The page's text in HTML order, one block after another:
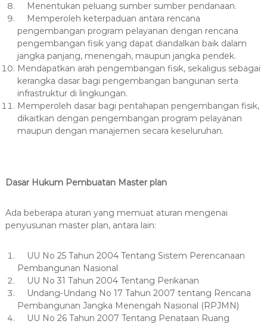
Menentukan peluang sumber sumber pendanaan.
Memperoleh keterpaduan antara rencana
pengembangan program pelayanan dengan rencana
pengembangan fisik yang dapat diandalkan baik dalam
jangka panjang, menengah, maupun jangka pendek.
Mendapatkan arah pengembangan fisik, sekaligus sebagai
kerangka dasar bagi pengembangan bangunan serta
infrastruktur di lingkungan.
Memperoleh dasar bagi pentahapan pengembangan fisik,
dikaitkan dengan pengembangan program pelayanan
maupun dengan manajemen secara keseluruhan.
Dasar Hukum Pembuatan Master plan
Ada beberapa aturan yang memuat aturan mengenai
penyusunan master plan, antara lain:
UU No 25 Tahun 2004 Tentang Sistem Perencanaan
Pembangunan Nasional
UU No 31 Tahun 2004 Tentang Perikanan
Undang-Undang No 17 Tahun 2007 tentang Rencana
Pembangunan Jangka Menengah Nasional (RPJMN)
UU No 26 Tahun 2007 Tentang Penataan Ruang